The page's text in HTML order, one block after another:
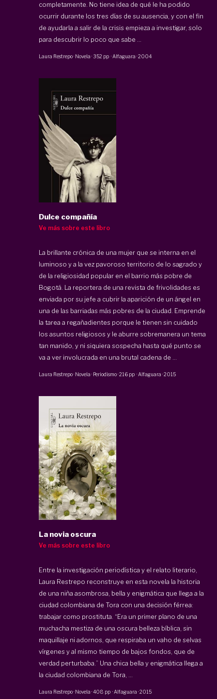
completamente. No tiene idea de qué le ha podido
ocurrir durante los tres días de su ausencia, y con el fin
de ayudarla a salir de la crisis empieza a investigar, solo
para descubrir lo poco que sabe ...
Laura Restrepo· Novela ·352 pp · Alfaguara ·2004
Dulce compañía
Ve más sobre este libro
La brillante crónica de una mujer que se interna en el
luminoso y a la vez pavoroso territorio de lo sagrado y
de la religiosidad popular en el barrio más pobre de
Bogotá. La reportera de una revista de frivolidades es
enviada por su jefe a cubrir la aparición de un ángel en
una de las barriadas más pobres de la ciudad. Emprende
la tarea a regañadientes porque le tienen sin cuidado
los asuntos religiosos y le aburre sobremanera un tema
tan manido, y ni siquiera sospecha hasta qué punto se
va a ver involucrada en una brutal cadena de ...
Laura Restrepo· Novela · Periodismo·216 pp · Alfaguara ·2015
La novia oscura
Ve más sobre este libro
Entre la investigación periodística y el relato literario,
Laura Restrepo reconstruye en esta novela la historia
de una niña asombrosa, bella y enigmática que llega a la
ciudad colombiana de Tora con una decisión férrea:
trabajar como prostituta. “Era un primer plano de una
muchacha mestiza de una oscura belleza bíblica, sin
maquillaje ni adornos, que respiraba un vaho de selvas
vírgenes y al mismo tiempo de bajos fondos, que de
verdad perturbaba.” Una chica bella y enigmática llega a
la ciudad colombiana de Tora, ...
Laura Restrepo· Novela ·408 pp ·Alfaguara ·2015